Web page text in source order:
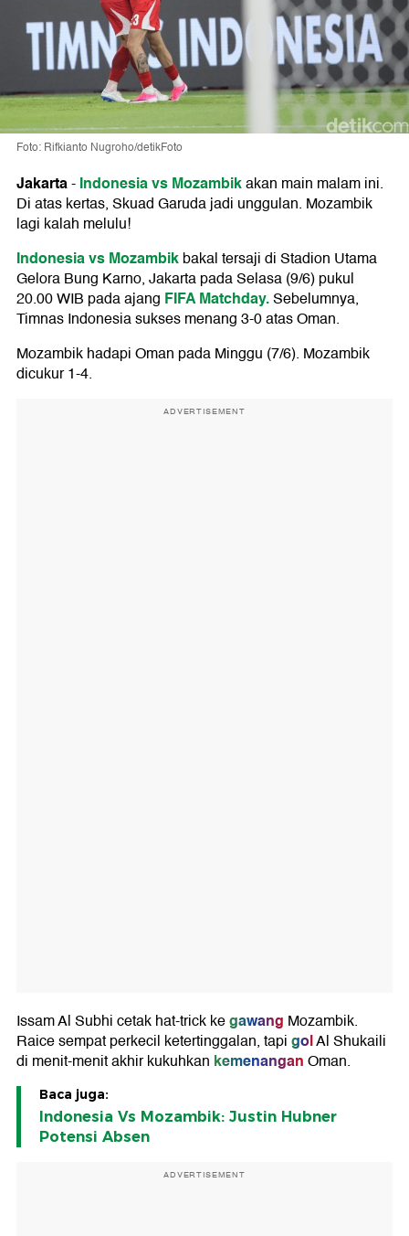
Foto: Rifkianto Nugroho/detikFoto
Jakarta-Indonesia vs Mozambikakan main malam ini.
Di atas kertas, Skuad Garuda jadi unggulan. Mozambik
lagi kalah melulu!
Indonesia vs Mozambikbakal tersaji di Stadion Utama
Gelora Bung Karno, Jakarta pada Selasa (9/6) pukul
20.00 WIB pada ajang FIFA Matchday.Sebelumnya,
Timnas Indonesia sukses menang 3-0 atas Oman.
Mozambik hadapi Oman pada Minggu (7/6). Mozambik
dicukur 1-4.
ADVERTISEMENT
Issam Al Subhi cetak hat-trick kegawang Mozambik.
Raice sempat perkecil ketertinggalan, tapigolAl Shukaili
di menit-menit akhir kukuhkan kemenanganOman.
Baca juga:
Indonesia Vs Mozambik: Justin Hubner
Potensi Absen
ADVERTISEMENT